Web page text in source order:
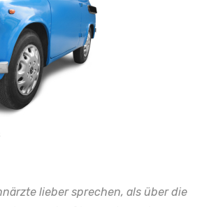
lieber sprechen, als über die